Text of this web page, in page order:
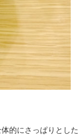
的にさっぱりとした